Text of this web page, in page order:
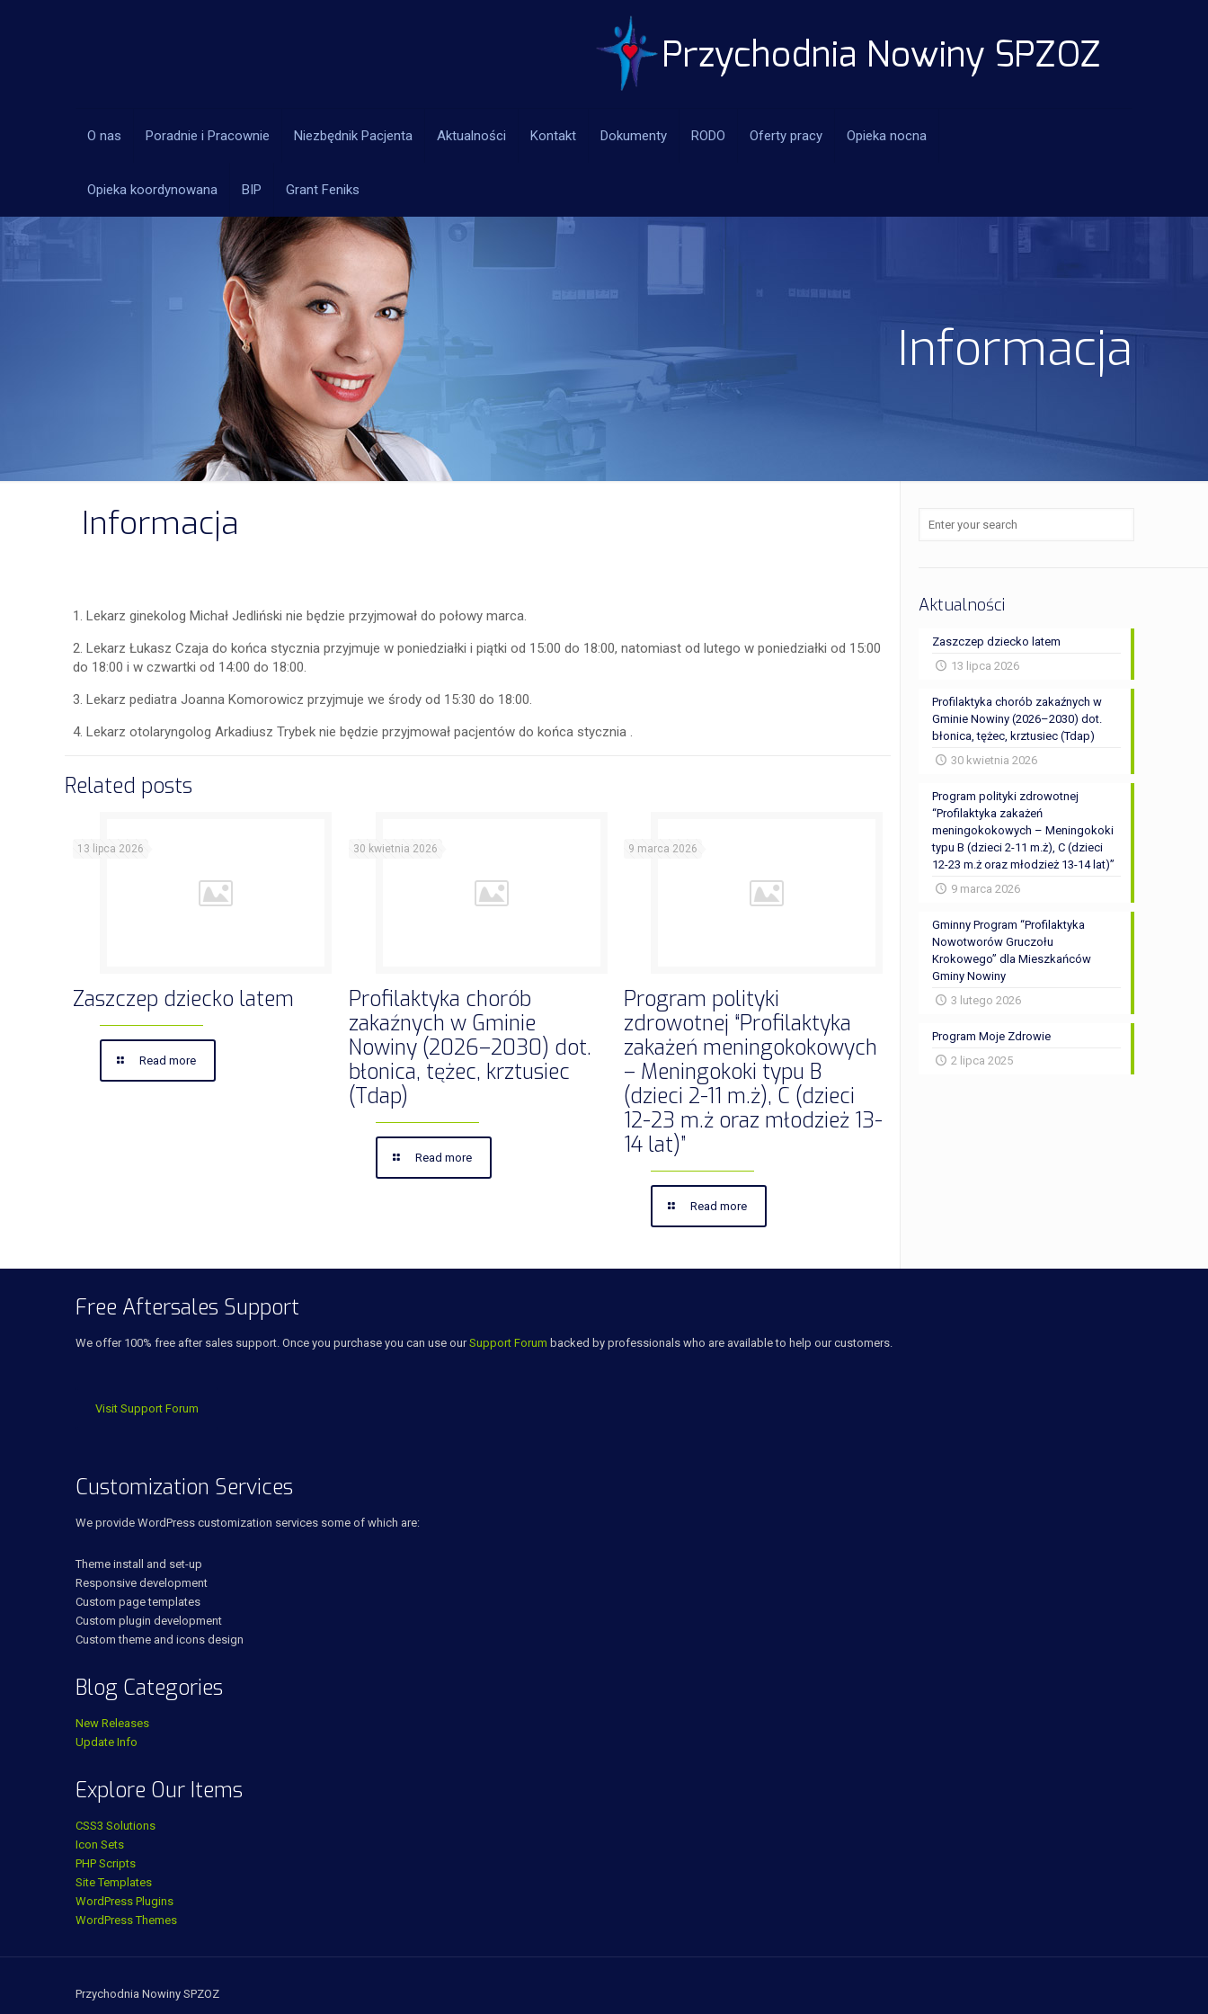
O nas Poradnie i Pracownie Niezbędnik Pacjenta Aktualności Kontakt Dokumenty RODO Oferty pracy Opieka nocna
Opieka koordynowana BIP Grant Feniks
Informacja
Informacja
1. Lekarz ginekolog Michał Jedliński nie będzie przyjmował do połowy marca.
2. Lekarz Łukasz Czaja do końca stycznia przyjmuje w poniedziałki i piątki od 15:00 do 18:00, natomiast od lutego w poniedziałki od 15:00
do 18:00 i w czwartki od 14:00 do 18:00.
3. Lekarz pediatra Joanna Komorowicz przyjmuje we środy od 15:30 do 18:00.
4. Lekarz otolaryngolog Arkadiusz Trybek nie będzie przyjmował pacjentów do końca stycznia .
Related posts
13 lipca 2026
Zaszczep dziecko latem
Read more
30 kwietnia 2026
Profilaktyka chorób
zakaźnych w Gminie
Nowiny (2026–2030) dot.
błonica, tężec, krztusiec
(Tdap)
Read more
9 marca 2026
Program polityki
zdrowotnej “Profilaktyka
zakażeń meningokokowych
– Meningokoki typu B
(dzieci 2-11 m.ż), C (dzieci
12-23 m.ż oraz młodzież 13-
14 lat)”
Read more
Aktualności
Zaszczep dziecko latem
13 lipca 2026
Profilaktyka chorób zakaźnych w
Gminie Nowiny (2026–2030) dot.
błonica, tężec, krztusiec (Tdap)
30 kwietnia 2026
Program polityki zdrowotnej
“Profilaktyka zakażeń
meningokokowych – Meningokoki
typu B (dzieci 2-11 m.ż), C (dzieci
12-23 m.ż oraz młodzież 13-14 lat)”
9 marca 2026
Gminny Program “Profilaktyka
Nowotworów Gruczołu
Krokowego” dla Mieszkańców
Gminy Nowiny
3 lutego 2026
Program Moje Zdrowie
2 lipca 2025
Free Aftersales Support
We offer 100% free after sales support. Once you purchase you can use ourSupport Forum backed by professionals who are available to help our customers.
Visit Support Forum
Customization Services
We provide WordPress customization services some of which are:
Theme install and set-up
Responsive development
Custom page templates
Custom plugin development
Custom theme and icons design
Blog Categories
New Releases
Update Info
Explore Our Items
CSS3 Solutions
Icon Sets
PHP Scripts
Site Templates
WordPress Plugins
WordPress Themes
Przychodnia Nowiny SPZOZ